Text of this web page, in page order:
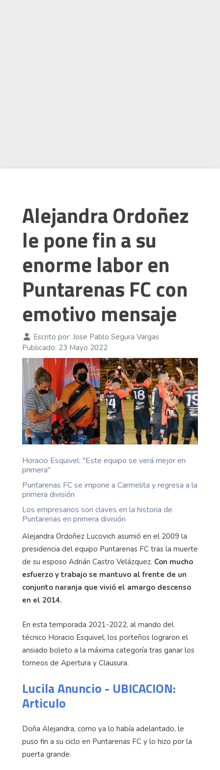
Alejandra Ordoñez
le pone fin a su
enorme labor en
Puntarenas FC con
emotivo mensaje
Escrito por: Jose Pablo Segura Vargas
Publicado: 23 Mayo 2022
Horacio Esquivel: ''Este equipo se verá mejor en
primera''
Puntarenas FC se impone a Carmelita y regresa a la
primera división
Los empresarios son claves en la historia de
Puntarenas en primera división
Alejandra Ordoñez Lucovich asumió en el 2009 la
presidencia del equipo Puntarenas FC tras la muerte
de su esposo Adrián Castro Velázquez. Con mucho
esfuerzo y trabajo se mantuvo al frente de un
conjunto naranja que vivió el amargo descenso
en el 2014.
En esta temporada 2021-2022, al mando del
técnico Horacio Esquivel, los porteños lograron el
ansiado boleto a la máxima categoría tras ganar los
torneos de Apertura y Clausura.
Lucila Anuncio - UBICACION:
Articulo
Doña Alejandra, como ya lo había adelantado, le
puso fin a su ciclo en Puntarenas FC y lo hizo por la
puerta grande.